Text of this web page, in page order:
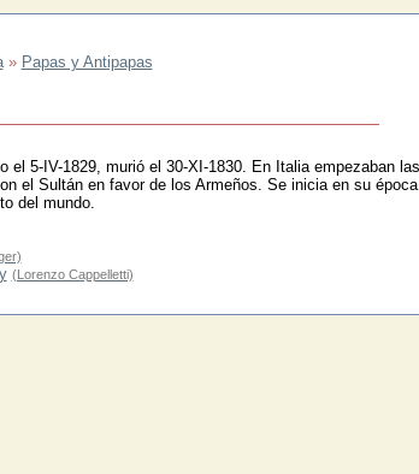
» Papas y Antipapas
el 5-IV-1829, murió el 30-XI-1830. En Italia empezaban
el Sultán en favor de los Armeños. Se inicia en su
del mundo.
(Lorenzo Cappelletti)